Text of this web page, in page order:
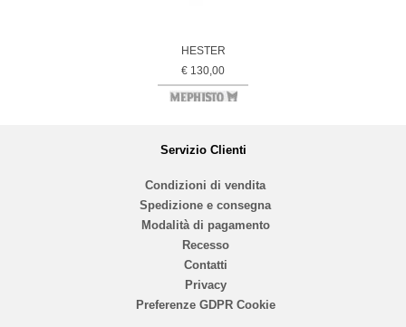
HESTER
€ 130,00
Servizio Clienti
Condizioni di vendita
Spedizione e consegna
Modalità di pagamento
Recesso
Contatti
Privacy
Preferenze GDPR Cookie